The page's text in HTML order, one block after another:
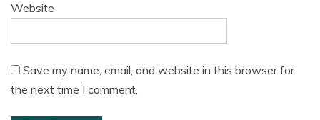
Website
Save my name, email, and website in this browser for
the next time I comment.